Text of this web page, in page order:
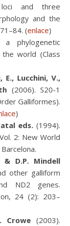
loci and three
and the
(enlace)
phylogenetic
world (Class
E., Lucchini, V.,
(2006). S20-1
Galliformes).
)
eds. (1994).
2: New World
& D.P. Mindell
other galliform
ND2 genes.
24 (2): 203–
Crowe (2003).